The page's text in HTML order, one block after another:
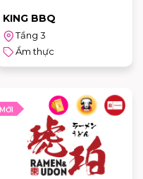
KING BBQ
Tầng 3
Ẩm thực
MỚI